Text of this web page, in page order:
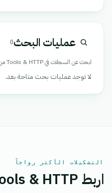
عمليات البحث0
ابحث عن السجلات في Tools & HTTP من أي أتمتة.
لا توجد عمليات بحث متاحة بعد.
التشكيلات الأكثر رواجاً
اربط Tools & HTTP بأداة أخرى